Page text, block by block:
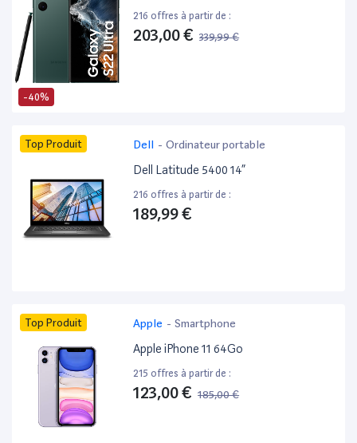
-40%
216 offres à partir de :
203,00 € 339,99 €
Top Produit Dell - Ordinateur portable
Dell Latitude 5400 14”
216 offres à partir de :
189,99 €
Top Produit Apple - Smartphone
Apple iPhone 11 64Go
215 offres à partir de :
123,00 € 185,00 €